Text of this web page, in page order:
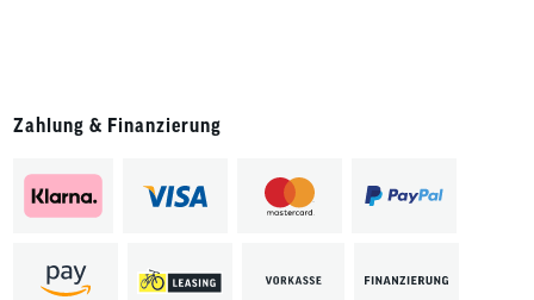
Zahlung & Finanzierung